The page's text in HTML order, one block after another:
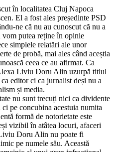
în localitatea Cluj Napoca
El a fost ales președinte PSD
ne că nu au cunoscut că nu a
putea reține în opinie
simplele relatări ale unor
de probă, mai ales când aceștia
ceea ce au afirmat. Ca
Liviu Doru Alin uzurpă titlul
editor ci ca jurnalist deși nu a
și media.
nu sunt trecuți nici ca dividente
pe concubina acestuia numita
formă de notorietate este
vizibil în atâtea locuri, afaceri
Doru Alin nu poate fi
pe numele său. Această